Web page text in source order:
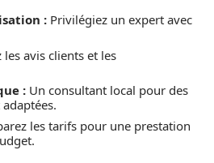
: Privilégiez un expert avec
les avis clients et les
: Un consultant local pour des
les tarifs pour une prestation